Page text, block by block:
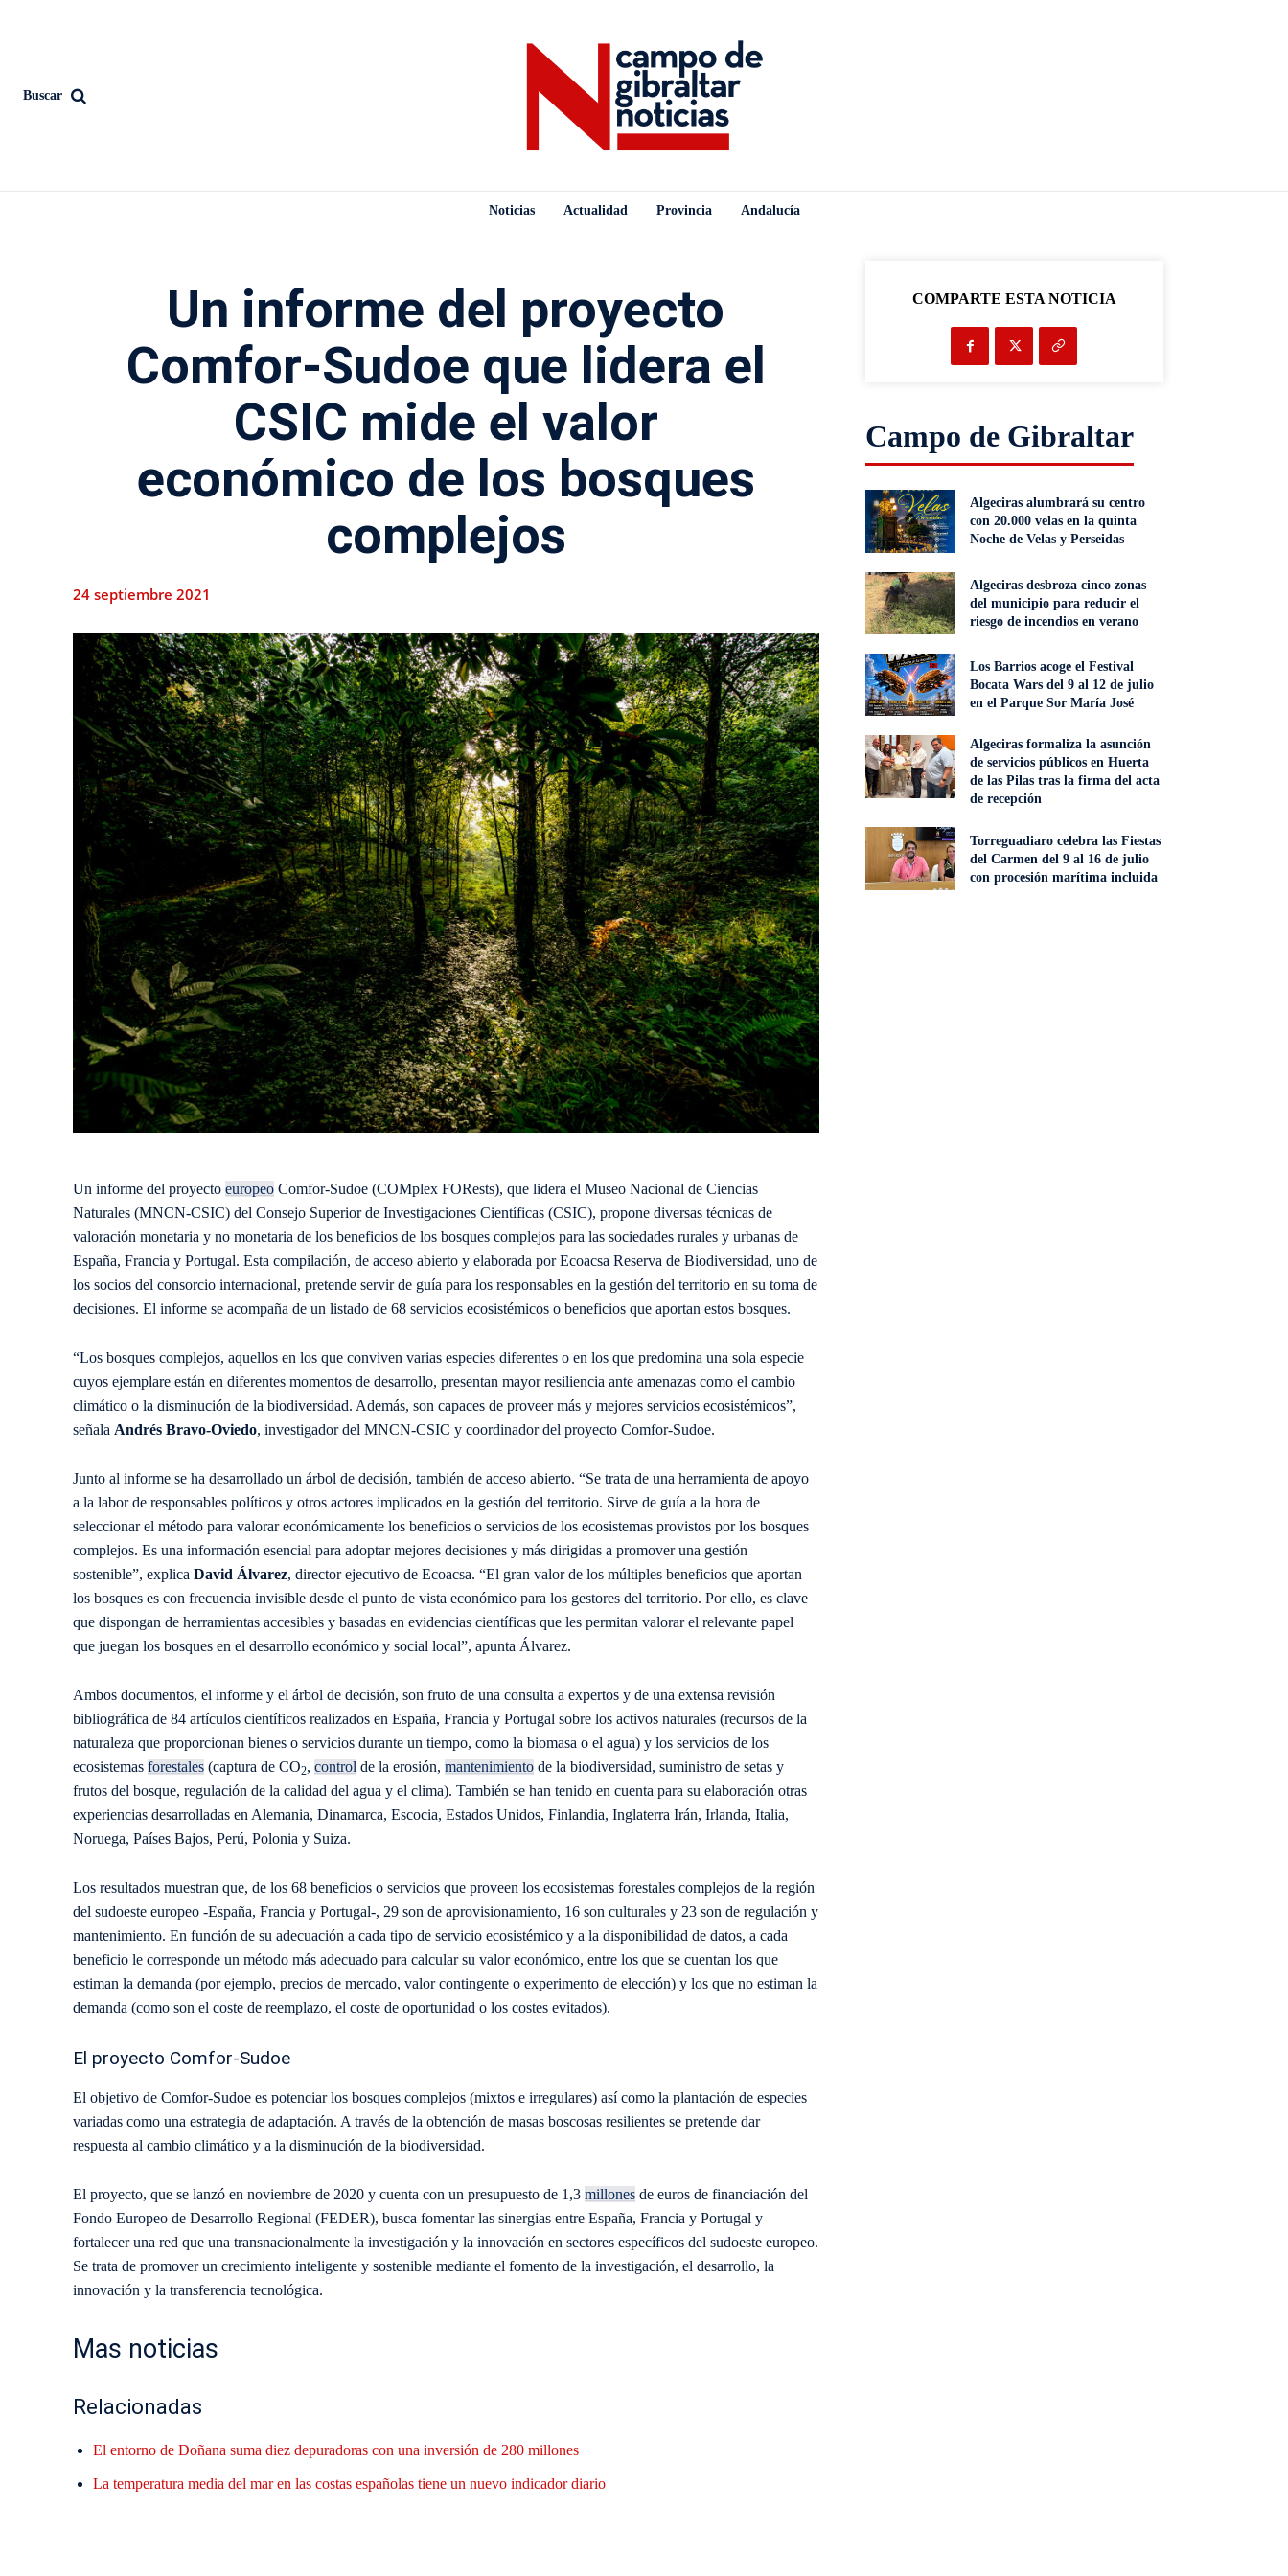
Buscar
Noticias Actualidad Provincia Andalucía
Un informe del proyecto
Comfor-Sudoe que lidera el
CSIC mide el valor
económico de los bosques
complejos
24 septiembre 2021
Un informe del proyecto europeo Comfor-Sudoe (COMplex FORests), que lidera el Museo Nacional de Ciencias
Naturales (MNCN-CSIC) del Consejo Superior de Investigaciones Científicas (CSIC), propone diversas técnicas de
valoración monetaria y no monetaria de los beneficios de los bosques complejos para las sociedades rurales y urbanas de
España, Francia y Portugal. Esta compilación, de acceso abierto y elaborada por Ecoacsa Reserva de Biodiversidad, uno de
los socios del consorcio internacional, pretende servir de guía para los responsables en la gestión del territorio en su toma de
decisiones. El informe se acompaña de un listado de 68 servicios ecosistémicos o beneficios que aportan estos bosques.
“Los bosques complejos, aquellos en los que conviven varias especies diferentes o en los que predomina una sola especie
cuyos ejemplare están en diferentes momentos de desarrollo, presentan mayor resiliencia ante amenazas como el cambio
climático o la disminución de la biodiversidad. Además, son capaces de proveer más y mejores servicios ecosistémicos”,
señala Andrés Bravo-Oviedo, investigador del MNCN-CSIC y coordinador del proyecto Comfor-Sudoe.
Junto al informe se ha desarrollado un árbol de decisión, también de acceso abierto. “Se trata de una herramienta de apoyo
a la labor de responsables políticos y otros actores implicados en la gestión del territorio. Sirve de guía a la hora de
seleccionar el método para valorar económicamente los beneficios o servicios de los ecosistemas provistos por los bosques
complejos. Es una información esencial para adoptar mejores decisiones y más dirigidas a promover una gestión
sostenible”, explica David Álvarez, director ejecutivo de Ecoacsa. “El gran valor de los múltiples beneficios que aportan
los bosques es con frecuencia invisible desde el punto de vista económico para los gestores del territorio. Por ello, es clave
que dispongan de herramientas accesibles y basadas en evidencias científicas que les permitan valorar el relevante papel
que juegan los bosques en el desarrollo económico y social local”, apunta Álvarez.
Ambos documentos, el informe y el árbol de decisión, son fruto de una consulta a expertos y de una extensa revisión
bibliográfica de 84 artículos científicos realizados en España, Francia y Portugal sobre los activos naturales (recursos de la
naturaleza que proporcionan bienes o servicios durante un tiempo, como la biomasa o el agua) y los servicios de los
ecosistemas forestales (captura de CO2, control de la erosión, mantenimiento de la biodiversidad, suministro de setas y
frutos del bosque, regulación de la calidad del agua y el clima). También se han tenido en cuenta para su elaboración otras
experiencias desarrolladas en Alemania, Dinamarca, Escocia, Estados Unidos, Finlandia, Inglaterra Irán, Irlanda, Italia,
Noruega, Países Bajos, Perú, Polonia y Suiza.
Los resultados muestran que, de los 68 beneficios o servicios que proveen los ecosistemas forestales complejos de la región
del sudoeste europeo -España, Francia y Portugal-, 29 son de aprovisionamiento, 16 son culturales y 23 son de regulación y
mantenimiento. En función de su adecuación a cada tipo de servicio ecosistémico y a la disponibilidad de datos, a cada
beneficio le corresponde un método más adecuado para calcular su valor económico, entre los que se cuentan los que
estiman la demanda (por ejemplo, precios de mercado, valor contingente o experimento de elección) y los que no estiman la
demanda (como son el coste de reemplazo, el coste de oportunidad o los costes evitados).
El proyecto Comfor-Sudoe
El objetivo de Comfor-Sudoe es potenciar los bosques complejos (mixtos e irregulares) así como la plantación de especies
variadas como una estrategia de adaptación. A través de la obtención de masas boscosas resilientes se pretende dar
respuesta al cambio climático y a la disminución de la biodiversidad.
El proyecto, que se lanzó en noviembre de 2020 y cuenta con un presupuesto de 1,3 millones de euros de financiación del
Fondo Europeo de Desarrollo Regional (FEDER), busca fomentar las sinergias entre España, Francia y Portugal y
fortalecer una red que una transnacionalmente la investigación y la innovación en sectores específicos del sudoeste europeo.
Se trata de promover un crecimiento inteligente y sostenible mediante el fomento de la investigación, el desarrollo, la
innovación y la transferencia tecnológica.
Mas noticias
Relacionadas
El entorno de Doñana suma diez depuradoras con una inversión de 280 millones
La temperatura media del mar en las costas españolas tiene un nuevo indicador diario
COMPARTE ESTA NOTICIA
Campo de Gibraltar
Algeciras alumbrará su centro
con 20.000 velas en la quinta
Noche de Velas y Perseidas
Algeciras desbroza cinco zonas
del municipio para reducir el
riesgo de incendios en verano
Los Barrios acoge el Festival
Bocata Wars del 9 al 12 de julio
en el Parque Sor María José
Algeciras formaliza la asunción
de servicios públicos en Huerta
de las Pilas tras la firma del acta
de recepción
Torreguadiaro celebra las Fiestas
del Carmen del 9 al 16 de julio
con procesión marítima incluida